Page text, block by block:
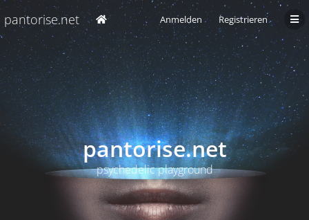
pantorise.net Anmelden Registrieren
pantorise.net
psychedelic playground